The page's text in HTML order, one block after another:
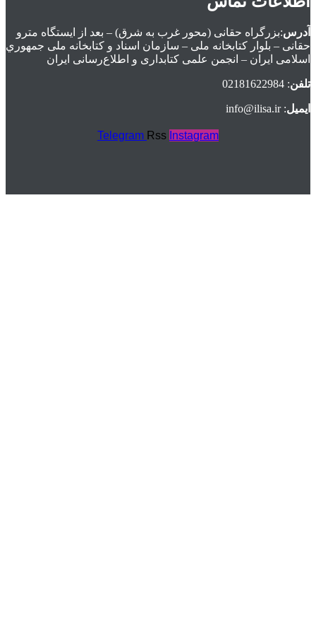
آدرس:بزرگراه حقانی (محور غرب به شرق) – بعد از ايستگاه مترو
حقانی – بلوار كتابخانه ملی – سازمان اسناد و كتابخانه ملی جمهوري
اسلامی ايران – انجمن علمی کتابداری و اطلاع‌رسانی ایران
تلفن: 02181622984
ایمیل: info@ilisa.ir
Telegram Rss Instagram